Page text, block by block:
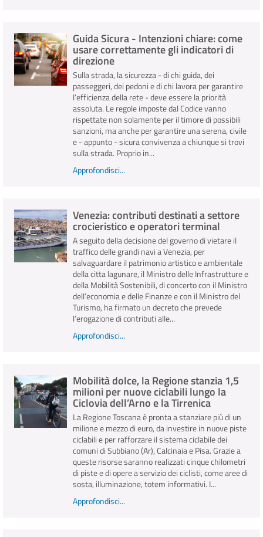
Guida Sicura - Intenzioni chiare: come
usare correttamente gli indicatori di
direzione
Sulla strada, la sicurezza - di chi guida, dei
passeggeri, dei pedoni e di chi lavora per garantire
l’efficienza della rete - deve essere la priorità
assoluta. Le regole imposte dal Codice vanno
rispettate non solamente per il timore di possibili
sanzioni, ma anche per garantire una serena, civile
e - appunto - sicura convivenza a chiunque si trovi
sulla strada. Proprio in...
Approfondisci...
Venezia: contributi destinati a settore
crocieristico e operatori terminal
A seguito della decisione del governo di vietare il
traffico delle grandi navi a Venezia, per
salvaguardare il patrimonio artistico e ambientale
della citta lagunare, il Ministro delle Infrastrutture e
della Mobilità Sostenibili, di concerto con il Ministro
dell’economia e delle Finanze e con il Ministro del
Turismo, ha firmato un decreto che prevede
l’erogazione di contributi alle...
Approfondisci...
Mobilità dolce, la Regione stanzia 1,5
milioni per nuove ciclabili lungo la
Ciclovia dell’Arno e la Tirrenica
La Regione Toscana è pronta a stanziare più di un
milione e mezzo di euro, da investire in nuove piste
ciclabili e per rafforzare il sistema ciclabile dei
comuni di Subbiano (Ar), Calcinaia e Pisa. Grazie a
queste risorse saranno realizzati cinque chilometri
di piste e di opere a servizio dei ciclisti, come aree di
sosta, illuminazione, totem informativi. I...
Approfondisci...